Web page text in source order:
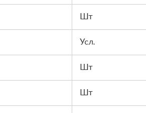
Шт
Усл.
Шт
Шт